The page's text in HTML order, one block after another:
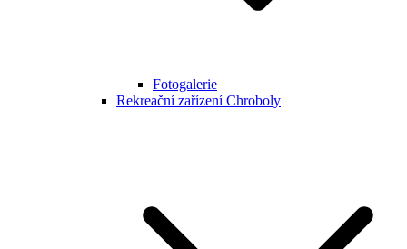
Fotogalerie
Rekreační zařízení Chroboly